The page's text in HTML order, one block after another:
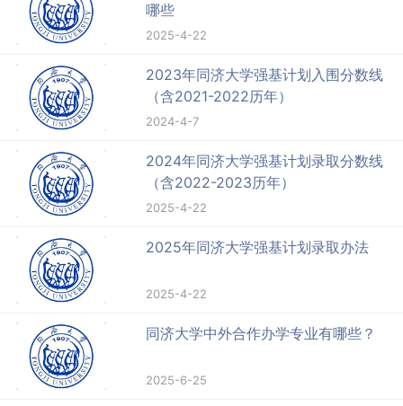
哪些
2025-4-22
2023年同济大学强基计划入围分数线
（含2021-2022历年）
2024-4-7
2024年同济大学强基计划录取分数线
（含2022-2023历年）
2025-4-22
2025年同济大学强基计划录取办法
2025-4-22
同济大学中外合作办学专业有哪些？
2025-6-25